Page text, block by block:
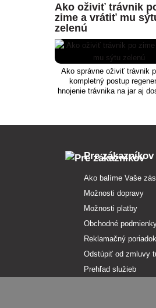
Ako oživiť trávnik
zime a vrátiť mu
zelenú
Ako správne oživiť trávnik
kompletný postup
hnojenie trávnika na jar aj
Pre zákazníkov
Ako balíme Vaše
Možnosti dopravy
Možnosti platby
Obchodné
Reklamačný poriadok
Odstúpiť od zmluvy
Prehľad služieb